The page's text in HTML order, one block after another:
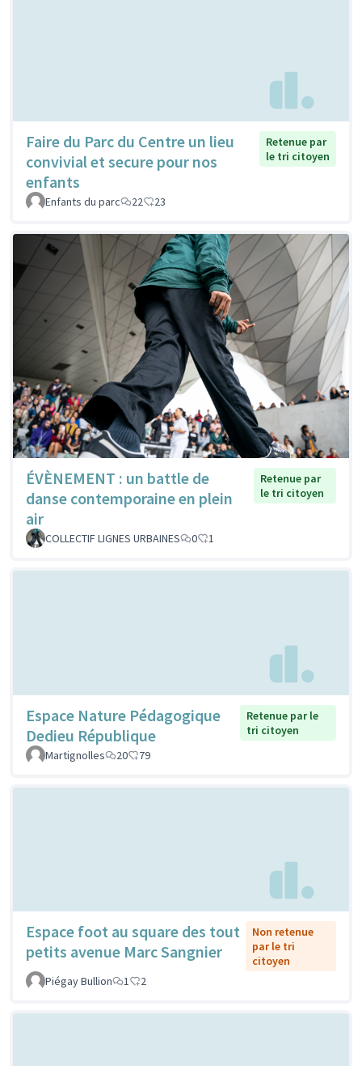
Faire du Parc du Centre un lieu
convivial et secure pour nos
enfants
Retenue par
le tri citoyen
Enfants du parc 22 23
ÉVÈNEMENT : un battle de
danse contemporaine en plein
air
Retenue par
le tri citoyen
COLLECTIF LIGNES URBAINES 0 1
Espace Nature Pédagogique
Dedieu République
Retenue par le
tri citoyen
Martignolles
20 79
Espace foot au square des tout
petits avenue Marc Sangnier
Non retenue
par le tri
citoyen
Piégay Bullion
1 2